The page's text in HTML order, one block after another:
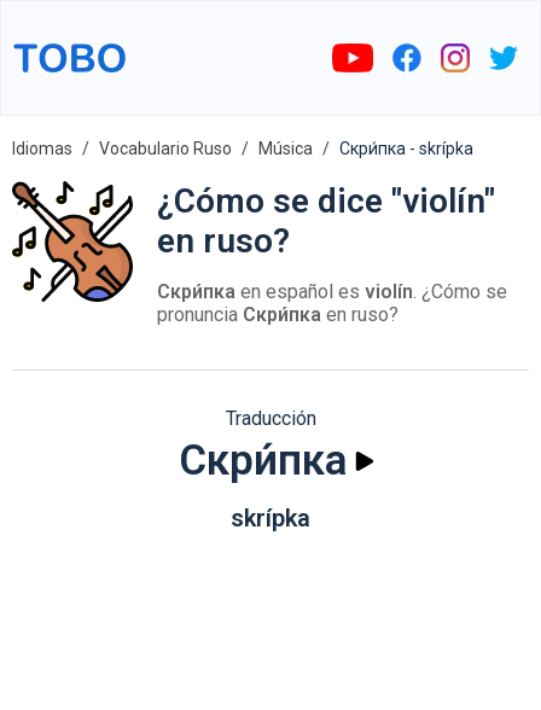
Idiomas Vocabulario Ruso Música Скри́пка - skrípka
¿Cómo se dice "violín"
en ruso?
Скри́пка en español es violín. ¿Cómo se
pronuncia Скри́пка en ruso?
Traducción
Скри́пка
skrípka